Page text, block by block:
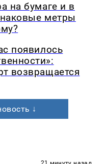
на бумаге и в
метры
появилось
возвращается
↓